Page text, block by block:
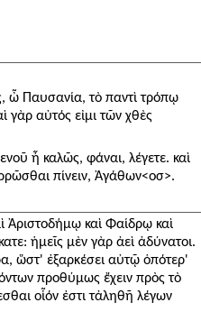
ὦ Παυσανία, τὸ παντὶ τρόπῳ
αὐτός εἰμι τῶν χθὲς
ἦ καλῶς, φάναι, λέγετε. καὶ
πίνειν, Ἀγάθων<οσ>.
Ἀριστοδήμῳ καὶ Φαίδρῳ καὶ
ἡμεῖς μὲν γὰρ ἀεὶ ἀδύνατοι.
ὥστ' ἐξαρκέσει αὐτῷ ὁπότερ'
προθύμως ἔχειν πρὸς τὸ
οἷόν ἐστι τἀληθῆ λέγων